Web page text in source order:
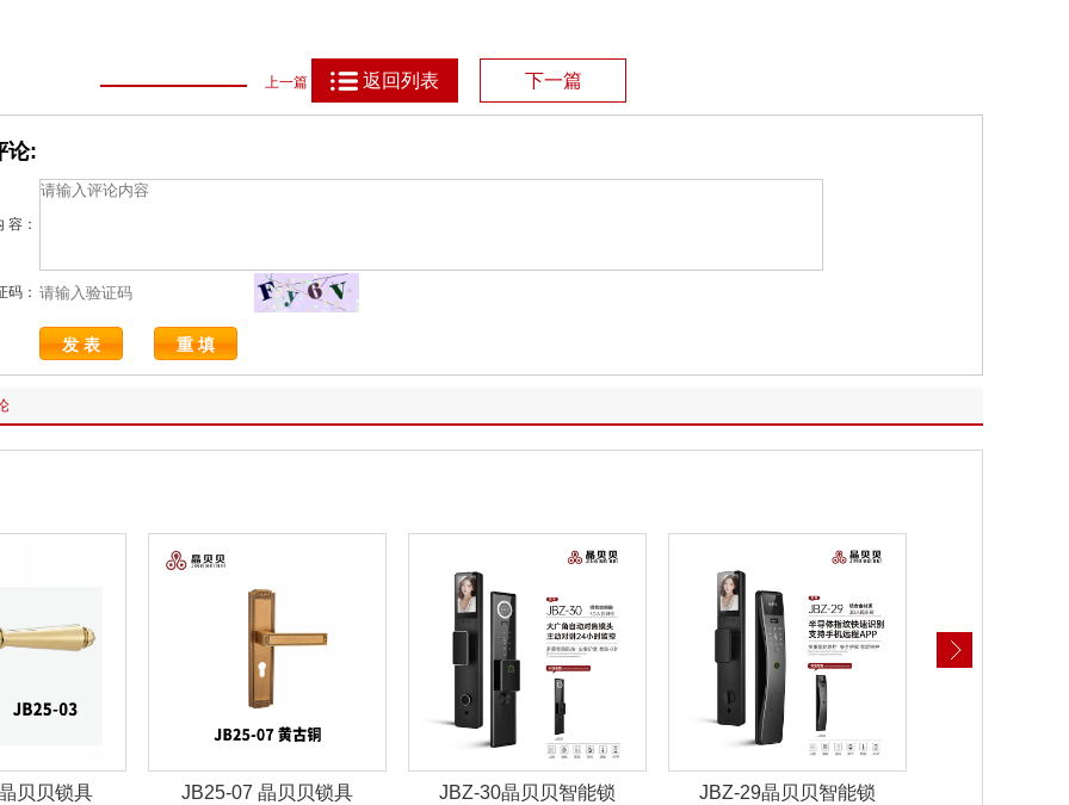
上一篇 返回列表 下一篇
论:
容：
码：
贝贝锁具 JBZ-30晶贝贝智能锁 JBZ-29晶贝贝智能锁 JBZ-28晶贝贝智能锁